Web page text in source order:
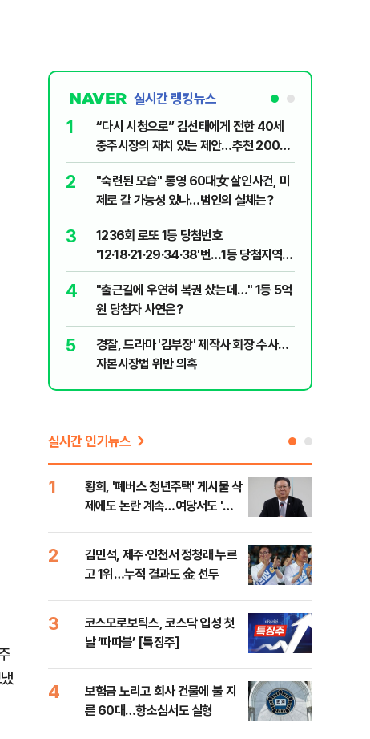
실시간 랭킹뉴스
1
“다시 시청으로” 김선태에게 전한 40세
충주시장의 재치 있는 제안…추천 2000
개
2
"숙련된 모습" 통영 60대女 살인사건, 미
제로 갈 가능성 있나…범인의 실체는?
3
1236회 로또 1등 당첨번호
'12·18·21·29·34·38'번…1등 당첨지역
어디?
4
"출근길에 우연히 복권 샀는데…" 1등 5억
원 당첨자 사연은?
5
경찰, 드라마 '김부장' 제작사 회장 수사…
자본시장법 위반 의혹
실시간 인기뉴스
1
황희, '폐버스 청년주택' 게시물 삭
제에도 논란 계속…여당서도 '내
2
김민석, 제주·인천서 정청래 누르
고 1위…누적 결과도 金 선두
3
코스모로보틱스, 코스닥 입성 첫
날 ‘따따블’ [특징주]
4
보험금 노리고 회사 건물에 불 지
른 60대…항소심서도 실형